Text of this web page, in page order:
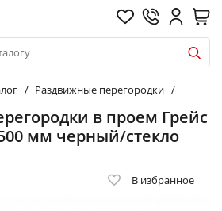
Раздвижные перегородки
в проем Грейс
мм черный/стекло
В избранное